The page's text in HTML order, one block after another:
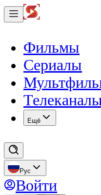
Фильмы
Сериалы
Eщё
Рус
Войти